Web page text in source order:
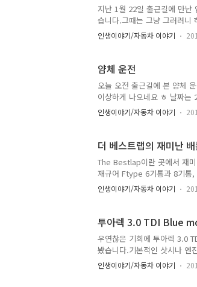
지난 1월 22일 출근길에 만
습니다.그때는 그냥 그러려
인생이야기/자동차 이야기
얌체 운전
오늘 오전 출근길에 본 얌체
이상하게 나오네요 ㅎ 날짜
가장 하위 차로인데 하위 차
짝 붙여서 운행합니다. 초반
진 차선에 끼여들지 못해서
만나게 됬네요. 뭐 어째든 1차
인생이야기/자동차 이야기
더 베스트랩의 재미난
The Bestlap이란 곳에서 재
재규어 Ftype 6기통과 8기통,
스터군요 ^^ 촬영에 핼리캠까
럽습니다. ㅎ
인생이야기/자동차 이야기
투아렉 3.0 TDI Blue
우연찮은 기회에 투아렉 3.0
봤습니다.기본적인 샷시나 엔
있는데, 일전에 몰아본 카이엔
어는 많이 다를지 몰라도, 기
인생이야기/자동차 이야기